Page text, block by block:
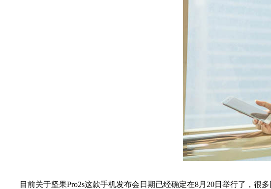
目前关于坚果Pro2s这款手机发布会日期已经确定在8月20日举行了，很多